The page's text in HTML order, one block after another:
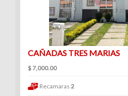
CAÑADAS TRES MARIAS
$ 7,000.00
Recamaras 2